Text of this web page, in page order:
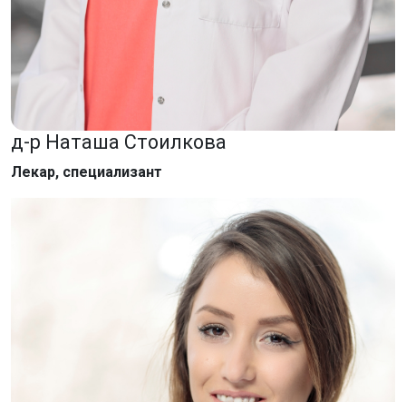
д-р Наташа Стоилкова
Лекар, специализант